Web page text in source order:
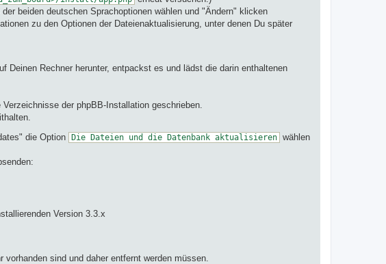
beiden deutschen Sprachoptionen wählen und "Ändern" klicken
zu den Optionen der Dateienaktualisierung, unter denen Du später
Deinen Rechner herunter, entpackst es und lädst die darin enthaltenen
der phpBB-Installation geschrieben.
die Option
Die Dateien und die Datenbank aktualisieren wählen
Version 3.3.x
sind und daher entfernt werden müssen.